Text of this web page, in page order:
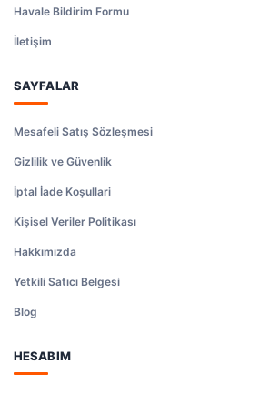
Havale Bildirim Formu
İletişim
SAYFALAR
Mesafeli Satış Sözleşmesi
Gizlilik ve Güvenlik
İptal İade Koşullari
Kişisel Veriler Politikası
Hakkımızda
Yetkili Satıcı Belgesi
Blog
HESABIM